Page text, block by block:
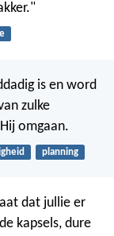
is en word
zulke
omgaan.
planning
dat jullie er
kapsels, dure